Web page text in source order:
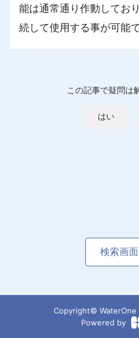
能は通常通り作動してお
続して使用する事が可能で
この記事で疑問は
はい
検索画
Copyright© WaterOne
Powered by